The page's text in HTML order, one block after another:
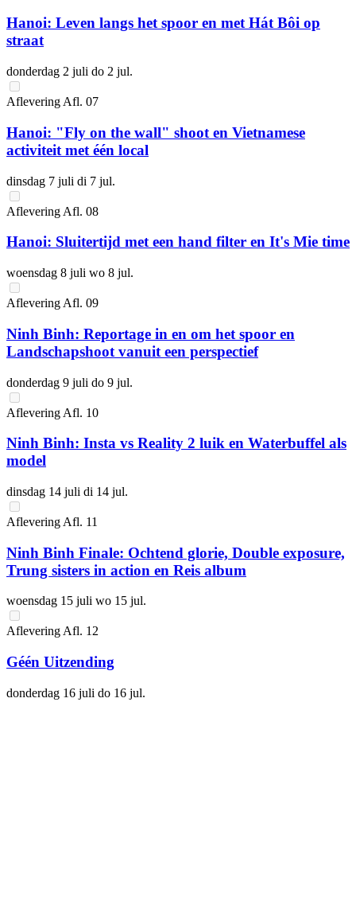
Hanoi: Leven langs het spoor en met Hát Bôi op
straat
donderdag 2 juli do 2 jul.
Aflevering Afl. 07
Hanoi: "Fly on the wall" shoot en Vietnamese
activiteit met één local
dinsdag 7 juli di 7 jul.
Aflevering Afl. 08
Hanoi: Sluitertijd met een hand filter en It's Mie time
woensdag 8 juli wo 8 jul.
Aflevering Afl. 09
Ninh Binh: Reportage in en om het spoor en
Landschapshoot vanuit een perspectief
donderdag 9 juli do 9 jul.
Aflevering Afl. 10
Ninh Binh: Insta vs Reality 2 luik en Waterbuffel als
model
dinsdag 14 juli di 14 jul.
Aflevering Afl. 11
Ninh Binh Finale: Ochtend glorie, Double exposure,
Trung sisters in action en Reis album
woensdag 15 juli wo 15 jul.
Aflevering Afl. 12
Géén Uitzending
donderdag 16 juli do 16 jul.